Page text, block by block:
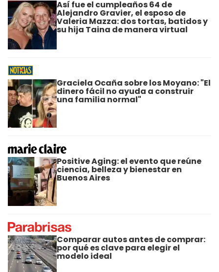
Así fue el cumpleaños 64 de
Alejandro Gravier, el esposo de
Valeria Mazza: dos tortas, batidos y
su hija Taina de manera virtual
Graciela Ocaña sobre los Moyano: "El
dinero fácil no ayuda a construir
una familia normal"
Positive Aging: el evento que reúne
ciencia, belleza y bienestar en
Buenos Aires
Comparar autos antes de comprar:
por qué es clave para elegir el
modelo ideal